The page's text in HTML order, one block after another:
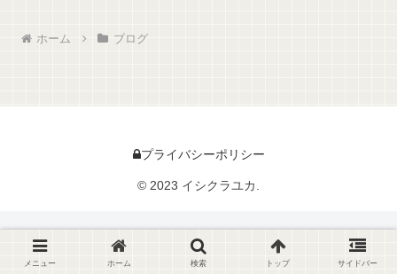
ホーム ブログ
プライバシーポリシー
© 2023 イシクラユカ.
メニュー ホーム 検索 トップ サイドバー